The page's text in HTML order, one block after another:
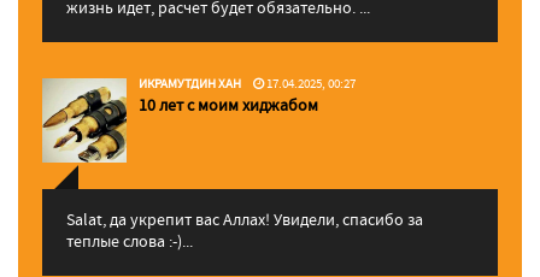
жизнь идет, расчет будет обязательно. ...
ИКРАМУТДИН ХАН 17.04.2025, 00:27
10 лет с моим хиджабом
Salat, да укрепит вас Аллаx! Увидели, спасибо за
теплые слова :-)...